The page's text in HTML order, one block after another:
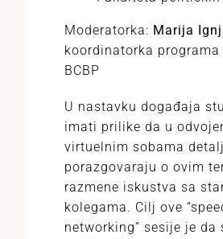
Moderatorka: Marija
koordinatorka
BCBP
U nastavku događaja
imati prilike da u
virtuelnim sobama
porazgovaraju o ovim
razmene iskustva sa
kolegama. Cilj ove
networking” sesije je da